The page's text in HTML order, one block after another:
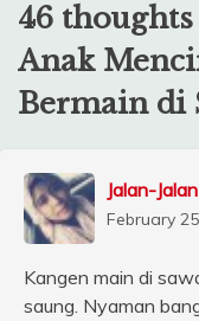
46 thoughts
Anak
Bermain di
Jalan-
February
Kangen main di
saung. Nyaman